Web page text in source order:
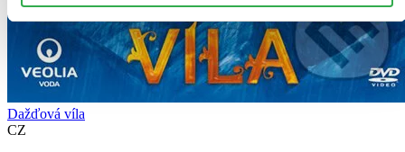
Dažďová víla
CZ